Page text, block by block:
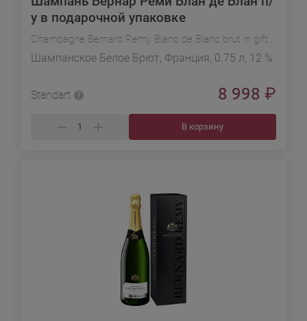
у в подарочной упаковке
Champagne Bernard Remy Blanc de Blanc brut in gift box
Шампанское Белое Брют, Франция, 0.75 л, 12 %
Standart 8 998 ₽
В корзину